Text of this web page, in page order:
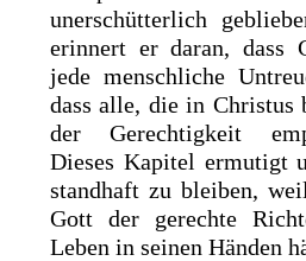
unerschütterlich
erinnert er daran, dass
jede menschliche
dass alle, die in Christus
der Gerechtigkeit
Dieses Kapitel ermutigt
standhaft zu bleiben,
Gott der gerechte
Leben in seinen Händen